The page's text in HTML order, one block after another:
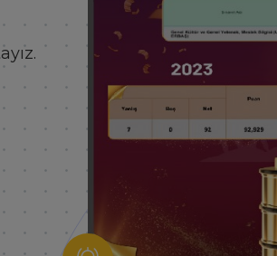
Hayallerinin Peşinden